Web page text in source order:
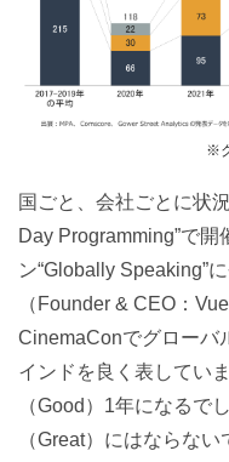
※
国ごと、会社ごとに状
Day Programming”で
ン“Globally Speaking”
（Founder & CEO：
CinemaConでグローバ
インドを良く表してい
（Good）1年になるで
（Great）にはならな